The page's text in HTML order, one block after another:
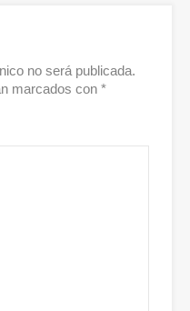
no será publicada.
marcados con *